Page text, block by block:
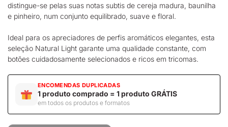
distingue-se pelas suas notas subtis de cereja madura, baunilha
e pinheiro, num conjunto equilibrado, suave e floral.
Ideal para os apreciadores de perfis aromáticos elegantes, esta
seleção Natural Light garante uma qualidade constante, com
botões cuidadosamente selecionados e ricos em tricomas.
ENCOMENDAS DUPLICADAS
1 produto comprado = 1 produto GRÁTIS
em todos os produtos e formatos